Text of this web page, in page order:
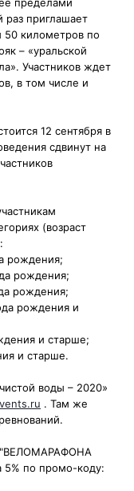
раз приглашает
50 километров по
– «уральской
Участников ждет
в том числе и
12 сентября в
сдвинут на
(возраст
рождения;
рождения;
рождения;
рождения и
и старше;
и старше.
воды – 2020»
. Там же
"ВЕЛОМАРАФОНА
по промо-коду: